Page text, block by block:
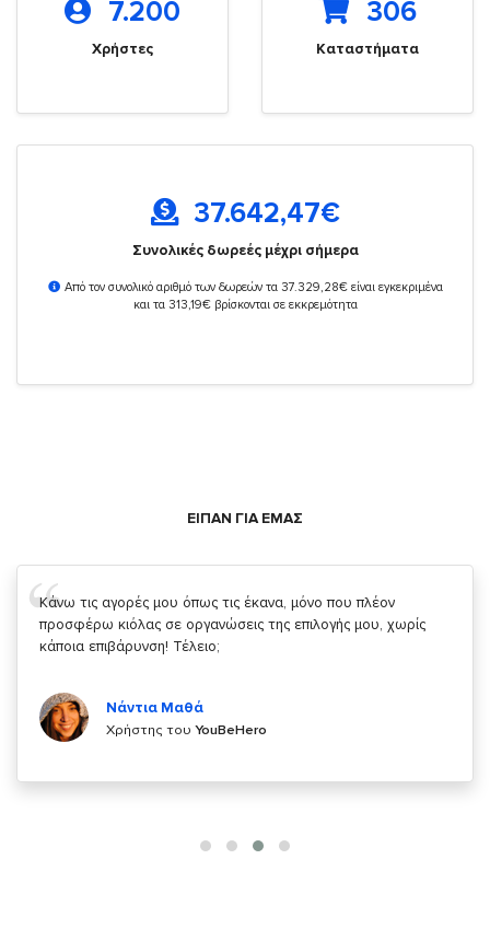
7.200
Χρήστες
306
Καταστήματα
37.642,47€
Συνολικές δωρεές μέχρι σήμερα
Από τον συνολικό αριθμό των δωρεών τα 37.329,28€ είναι εγκεκριμένα
και τα 313,19€ βρίσκονται σε εκκρεμότητα
ΕΙΠΑΝ ΓΙΑ ΕΜΑΣ
Σας ευχαριστώ που μας δίνετε την δυνατότητα να κάνουμε
κάτι!
Χρήστης τουYouBeHero